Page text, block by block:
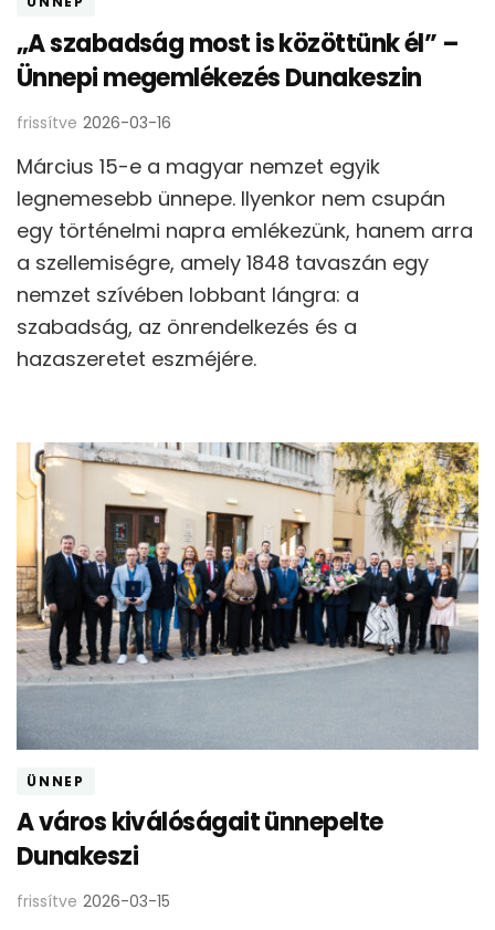
„A szabadság most is közöttünk él” –
Ünnepi megemlékezés Dunakeszin
frissítve 2026-03-16
Március 15-e a magyar nemzet egyik
legnemesebb ünnepe. Ilyenkor nem csupán
egy történelmi napra emlékezünk, hanem arra
a szellemiségre, amely 1848 tavaszán egy
nemzet szívében lobbant lángra: a
szabadság, az önrendelkezés és a
hazaszeretet eszméjére.
ÜNNEP
A város kiválóságait ünnepelte
Dunakeszi
frissítve 2026-03-15